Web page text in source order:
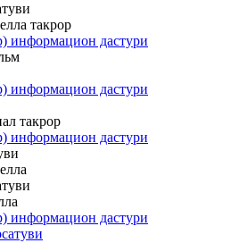
такрор
информацион дастури
информацион дастури
такрор
информацион дастури
информацион дастури